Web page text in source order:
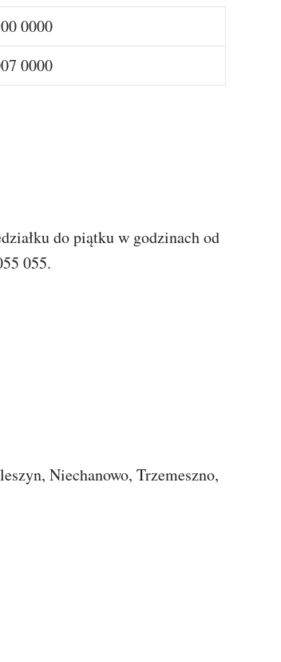
0000
0000
do piątku w godzinach od
055.
Niechanowo, Trzemeszno,